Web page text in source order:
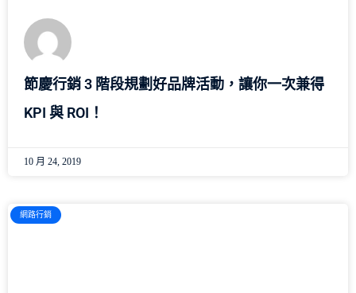
節慶行銷 3 階段規劃好品牌活動，讓你一次兼得
KPI 與 ROI！
10 月 24, 2019
網路行銷